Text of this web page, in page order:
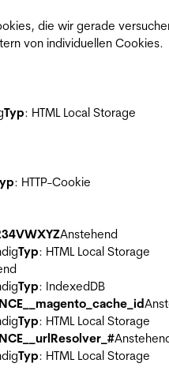
die wir gerade
von individuellen Cookies.
Typ: HTML Local Storage
: HTTP-Cookie
Anstehend
Typ: HTML Local Storage
Typ: IndexedDB
Typ: HTML Local Storage
Typ: HTML Local Storage